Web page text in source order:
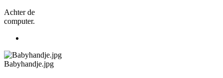
Achter de
computer.
Babyhandje.jpg